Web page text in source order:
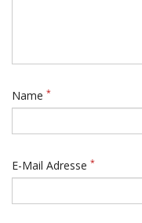
Name *
E-Mail Adresse *